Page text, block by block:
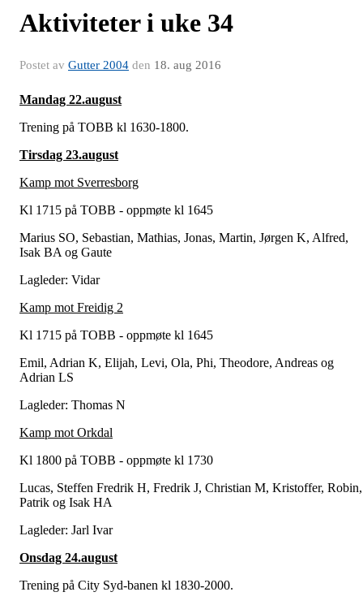
Aktiviteter i uke 34
Postet av Gutter 2004 den 18. aug 2016
Mandag 22.august
Trening på TOBB kl 1630-1800.
Tirsdag 23.august
Kamp mot Sverresborg
Kl 1715 på TOBB - oppmøte kl 1645
Marius SO, Sebastian, Mathias, Jonas, Martin, Jørgen K, Alfred,
Isak BA og Gaute
Lagleder: Vidar
Kamp mot Freidig 2
Kl 1715 på TOBB - oppmøte kl 1645
Emil, Adrian K, Elijah, Levi, Ola, Phi, Theodore, Andreas og
Adrian LS
Lagleder: Thomas N
Kamp mot Orkdal
Kl 1800 på TOBB - oppmøte kl 1730
Lucas, Steffen Fredrik H, Fredrik J, Christian M, Kristoffer, Robin,
Patrik og Isak HA
Lagleder: Jarl Ivar
Onsdag 24.august
Trening på City Syd-banen kl 1830-2000.